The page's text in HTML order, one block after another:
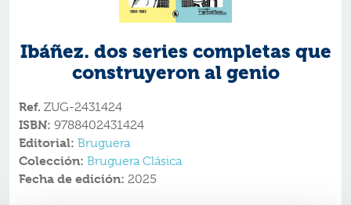
Ibáñez. dos series completas que
construyeron al genio
Ref. ZUG-2431424
ISBN: 9788402431424
Editorial: Bruguera
Colección: Bruguera Clásica
Fecha de edición: 2025